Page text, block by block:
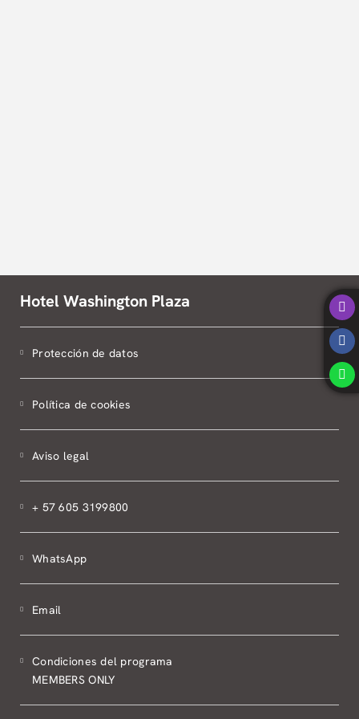
Hotel Washington Plaza
Protección de datos
Política de cookies
Aviso legal
+ 57 605 3199800
WhatsApp
Email
Condiciones del programa
MEMBERS ONLY